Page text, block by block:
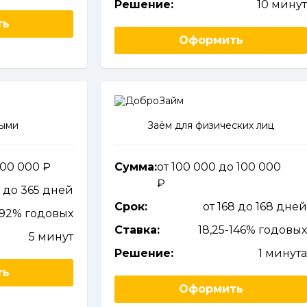
Решение: 10 минут
Оформить
000
до 365 дней
годовых
5 минут
Заём для физических лиц
Сумма:от 100 000 до 100 000
Срок:
от 168 до 168 дней
Ставка:
18,25-146% годовых
Решение:
1 минута
Оформить